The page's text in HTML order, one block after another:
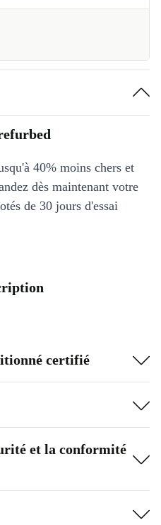
40% moins chers et
dès maintenant votre
de 30 jours d'essai
certifié
et la conformité